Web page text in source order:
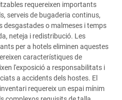
requereixen importants
serveis de bugaderia continus,
desgastades o malmeses i temps
neteja i redistribució. Les
per a hotels eliminen aquestes
característiques de
l'exposició a responsabilitats i
a accidents dels hostes. El
requereix un espai mínim